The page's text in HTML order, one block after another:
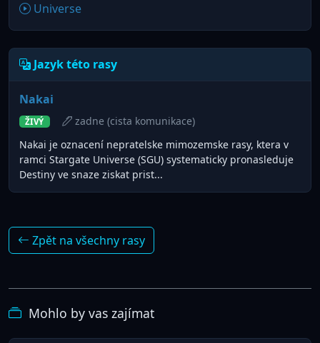
Universe
Jazyk této rasy
Nakai
ŽIVÝ
zadne (cista komunikace)
Nakai je oznacení nepratelske mimozemske rasy, ktera v
ramci Stargate Universe (SGU) systematicky pronasleduje
Destiny ve snaze ziskat prist...
Zpět na všechny rasy
Mohlo by vas zajímat